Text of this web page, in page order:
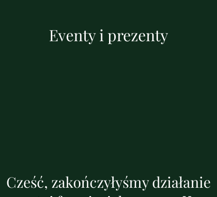
Eventy i prezenty
Cześć, zakończyłyśmy działanie